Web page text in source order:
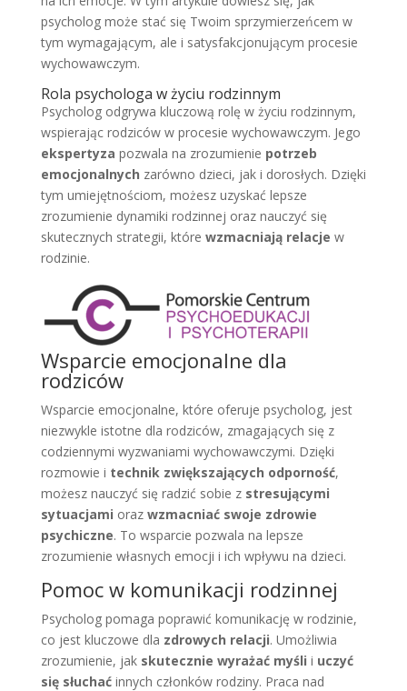
psycholog może stać się Twoim sprzymierzeńcem w
tym wymagającym, ale i satysfakcjonującym procesie
wychowawczym.
Rola psychologa w życiu rodzinnym
Psycholog odgrywa kluczową rolę w życiu rodzinnym,
wspierając rodziców w procesie wychowawczym. Jego
ekspertyza pozwala na zrozumienie potrzeb
emocjonalnych zarówno dzieci, jak i dorosłych. Dzięki
tym umiejętnościom, możesz uzyskać lepsze
zrozumienie dynamiki rodzinnej oraz nauczyć się
skutecznych strategii, które wzmacniają relacje w
rodzinie.
Wsparcie emocjonalne dla
rodziców
Wsparcie emocjonalne, które oferuje psycholog, jest
niezwykle istotne dla rodziców, zmagających się z
codziennymi wyzwaniami wychowawczymi. Dzięki
rozmowie i technik zwiększających odporność,
możesz nauczyć się radzić sobie z stresującymi
sytuacjami oraz wzmacniać swoje zdrowie
psychiczne. To wsparcie pozwala na lepsze
zrozumienie własnych emocji i ich wpływu na dzieci.
Pomoc w komunikacji rodzinnej
Psycholog pomaga poprawić komunikację w rodzinie,
co jest kluczowe dla zdrowych relacji. Umożliwia
zrozumienie, jak skutecznie wyrażać myśli i uczyć
się słuchaćinnych członków rodziny. Praca nad